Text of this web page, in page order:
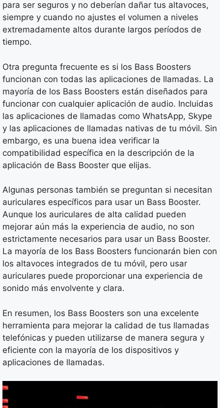
para ser seguros y no deberían dañar tus altavoces,
siempre y cuando no ajustes el volumen a niveles
extremadamente altos durante largos períodos de
tiempo.
Otra pregunta frecuente es si los Bass Boosters
funcionan con todas las aplicaciones de llamadas. La
mayoría de los Bass Boosters están diseñados para
funcionar con cualquier aplicación de audio. Incluidas
las aplicaciones de llamadas como WhatsApp, Skype
y las aplicaciones de llamadas nativas de tu móvil. Sin
embargo, es una buena idea verificar la
compatibilidad específica en la descripción de la
aplicación de Bass Booster que elijas.
Algunas personas también se preguntan si necesitan
auriculares específicos para usar un Bass Booster.
Aunque los auriculares de alta calidad pueden
mejorar aún más la experiencia de audio, no son
estrictamente necesarios para usar un Bass Booster.
La mayoría de los Bass Boosters funcionarán bien con
los altavoces integrados de tu móvil, pero usar
auriculares puede proporcionar una experiencia de
sonido más envolvente y clara.
En resumen, los Bass Boosters son una excelente
herramienta para mejorar la calidad de tus llamadas
telefónicas y pueden utilizarse de manera segura y
eficiente con la mayoría de los dispositivos y
aplicaciones de llamadas.